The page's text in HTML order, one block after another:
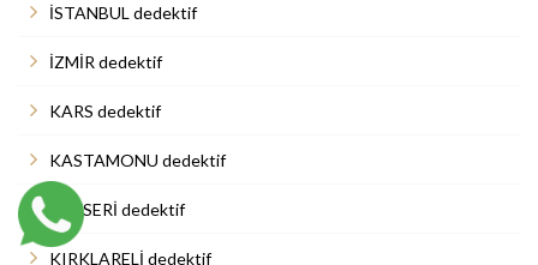
İSTANBUL dedektif
İZMİR dedektif
KARS dedektif
KASTAMONU dedektif
KAYSERİ dedektif
KIRKLARELİ dedektif